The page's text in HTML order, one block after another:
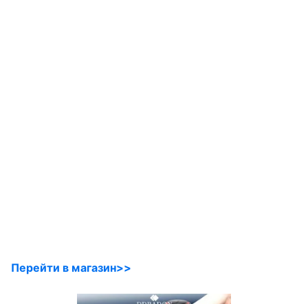
Перейти в магазин>>